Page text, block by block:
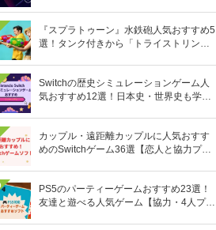
『スプラトゥーン』水鉄砲人気おすすめ5
選！タンク付きから「トライストリンガ
Switchの歴史シミュレーションゲーム人
気おすすめ12選！日本史・世界史も学べ
カップル・遠距離カップルに人気おすす
めのSwitchゲーム36選【恋人と協力プレ
PS5のパーティーゲームおすすめ23選！
友達と遊べる人気ゲーム【協力・4人プレ